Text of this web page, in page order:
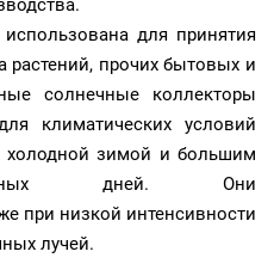
для принятия
прочих бытовых и
солнечные коллекторы
климатических условий
холодной зимой и большим
дней. Они
при низкой интенсивности
лучей.